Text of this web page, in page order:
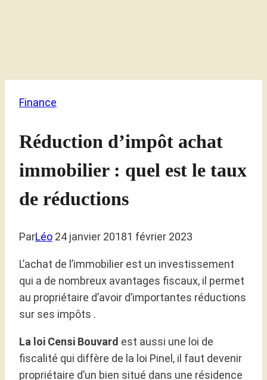
Finance
Réduction d’impôt achat
immobilier : quel est le taux
de réductions
ParLéo 24 janvier 20181 février 2023
L’achat de l’immobilier est un investissement
qui a de nombreux avantages fiscaux, il permet
au propriétaire d’avoir d’importantes réductions
sur ses impôts .
La loi Censi Bouvard est aussi une loi de
fiscalité qui diffère de la loi Pinel, il faut devenir
propriétaire d’un bien situé dans une résidence